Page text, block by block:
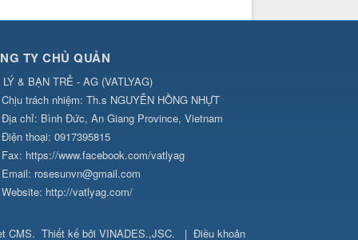
TY CHỦ QUẢN
LÝ & BẠN TRẺ - AG (VATLYAG)
Chịu trách nhiệm: Th.s NGUYỄN HỒNG NHỰT
Địa chỉ: Bình Đức, An Giang Province, Vietnam
Điện thoại: 0917395815
Fax: https://www.facebook.com/vatlyag
Email: rosesunvn@gmail.com
Website: http://vatlyag.com/
CMS. Thiết kế bởi VINADES.,JSC. | Điều khoản